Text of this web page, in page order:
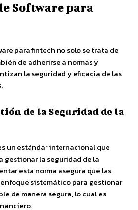
Software para
para fintech no solo se trata de
de adherirse a normas y
la seguridad y eficacia de las
de la Seguridad de la
un estándar internacional que
gestionar la seguridad de la
esta norma asegura que las
sistemático para gestionar
de manera segura, lo cual es